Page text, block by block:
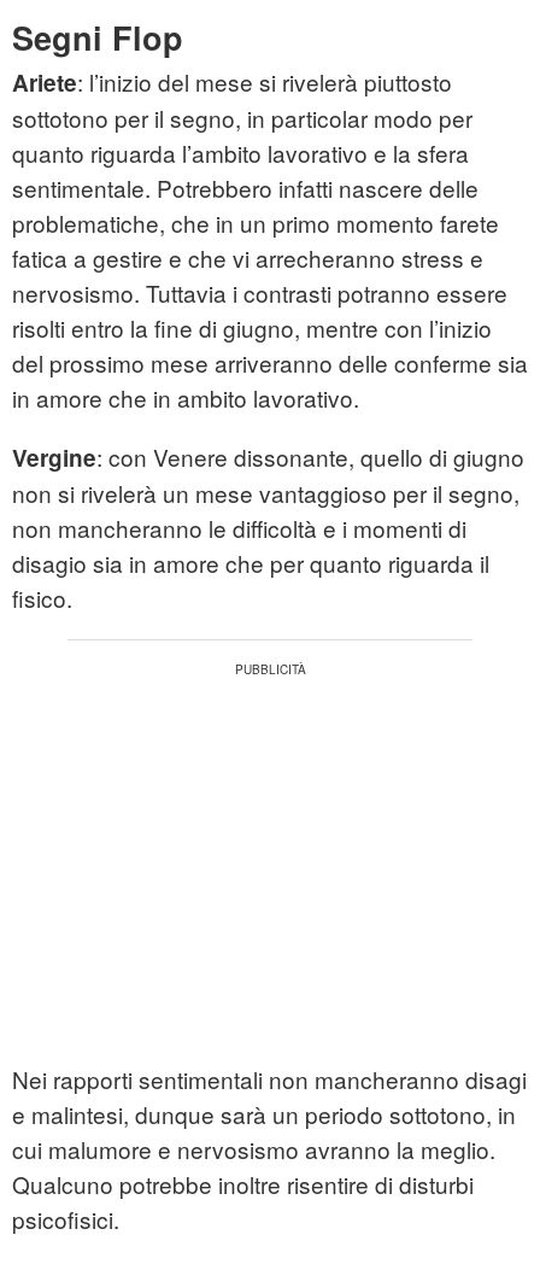
Segni Flop
Ariete: l’inizio del mese si rivelerà piuttosto
sottotono per il segno, in particolar modo per
quanto riguarda l’ambito lavorativo e la sfera
sentimentale. Potrebbero infatti nascere delle
problematiche, che in un primo momento farete
fatica a gestire e che vi arrecheranno stress e
nervosismo. Tuttavia i contrasti potranno essere
risolti entro la fine di giugno, mentre con l’inizio
del prossimo mese arriveranno delle conferme sia
in amore che in ambito lavorativo.
Vergine: con Venere dissonante, quello di giugno
non si rivelerà un mese vantaggioso per il segno,
non mancheranno le difficoltà e i momenti di
disagio sia in amore che per quanto riguarda il
fisico.
Nei rapporti sentimentali non mancheranno disagi
e malintesi, dunque sarà un periodo sottotono, in
cui malumore e nervosismo avranno la meglio.
Qualcuno potrebbe inoltre risentire di disturbi
psicofisici.